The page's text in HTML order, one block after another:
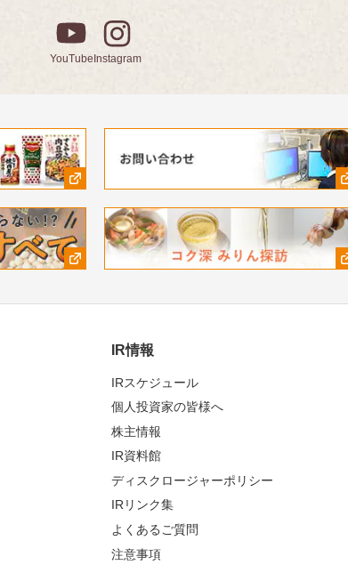
YouTube Instagram
IR情報
IRスケジュール
個人投資家の皆様へ
株主情報
IR資料館
ディスクロージャーポリシー
IRリンク集
よくあるご質問
注意事項